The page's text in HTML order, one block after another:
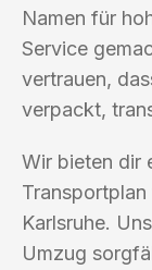
Namen für
Service
vertrauen,
verpackt,
Wir bieten dir
Karlsruhe.
Umzug